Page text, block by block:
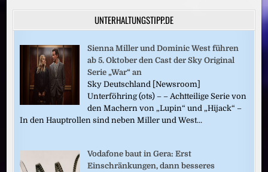
UNTERHALTUNGSTIPP.DE
Sienna Miller und Dominic West führen
ab 5. Oktober den Cast der Sky Original
Serie „War“ an
Sky Deutschland [Newsroom]
Unterföhring (ots) – – Achtteilige Serie von
den Machern von „Lupin“ und „Hijack“ –
In den Hauptrollen sind neben Miller und West...
Vodafone baut in Gera: Erst
Einschränkungen, dann besseres